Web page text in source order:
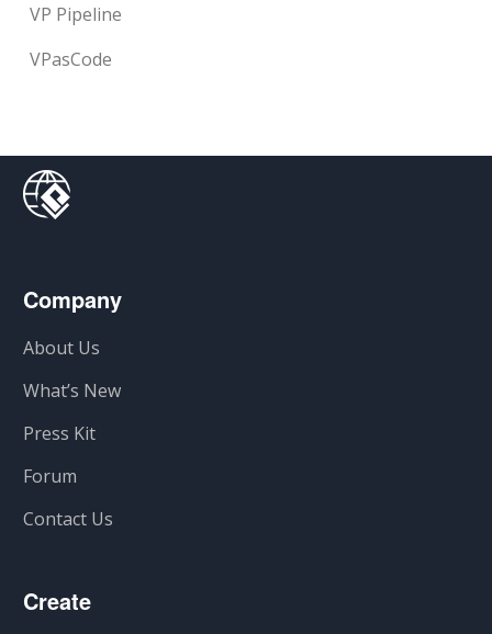
VP Pipeline
VPasCode
Company
About Us
What’s New
Press Kit
Forum
Contact Us
Create